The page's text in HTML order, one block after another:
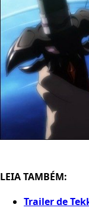
LEIA TAMBÉM:
Trailer de